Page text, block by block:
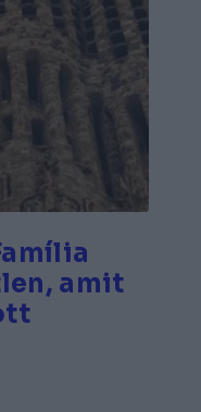
amit